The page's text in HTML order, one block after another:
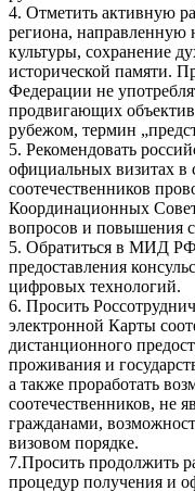
4. Отметить активную
региона, направленную
культуры, сохранение
исторической памяти.
Федерации не
продвигающих
рубежом, термин
5. Рекомендовать
официальных визитах в
соотечественников
Координационных
вопросов и повышения
5. Обратиться в МИД
предоставления
цифровых технологий.
6. Просить
электронной Карты
дистанционного
проживания и
а также проработать
соотечественников, не
гражданами,
визовом порядке.
7.Просить продолжить
процедур получения и